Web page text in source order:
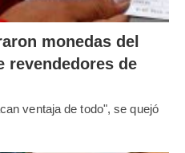
monedas del
revendedores de
ventaja de todo", se quejó